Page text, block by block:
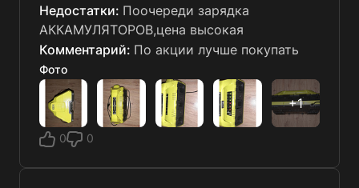
Поочереди зарядка
АККАМУЛЯТОРОВ,цена высокая
По акции лучше покупать
Фото
0 0